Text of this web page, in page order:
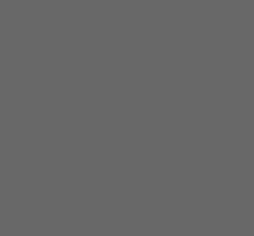
domestici?
pressol'Alto Adige